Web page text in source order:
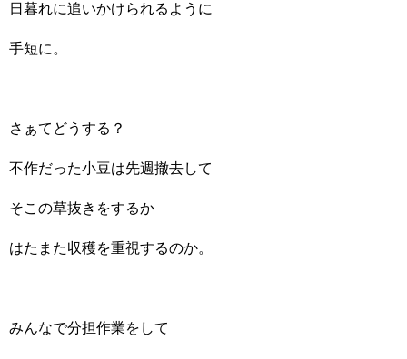
日暮れに追いかけられるように
手短に。
さぁてどうする？
不作だった小豆は先週撤去して
そこの草抜きをするか
はたまた収穫を重視するのか。
みんなで分担作業をして